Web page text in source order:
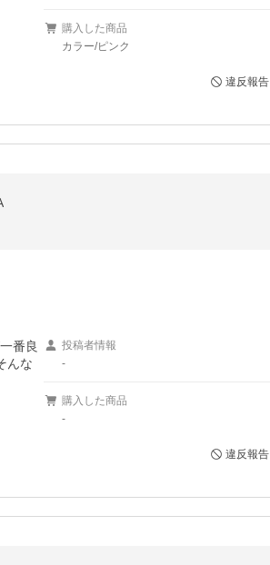
購入した商品
カラー/ピンク
違反報告
番良
んな
投稿者情報
-
購入した商品
-
違反報告